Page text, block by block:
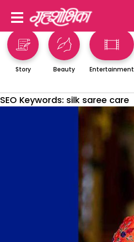
Story Beauty Entertainment
SEO Keywords: silk saree care